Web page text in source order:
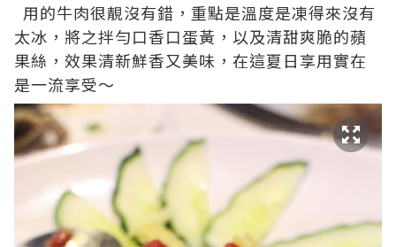
用的牛肉很靚沒有錯，重點是溫度是凍得來沒有
太冰，將之拌勻口香口蛋黃，以及清甜爽脆的蘋
果絲，效果清新鮮香又美味，在這夏日享用實在
是一流享受～